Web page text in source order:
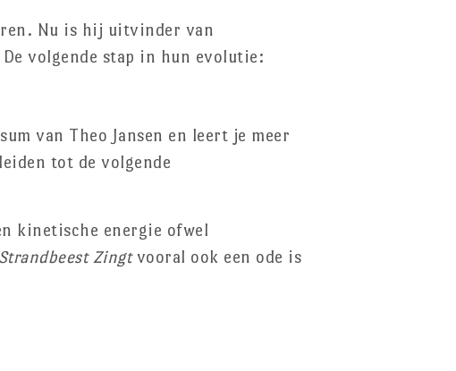
Nu is hij uitvinder van
volgende stap in hun evolutie:
van Theo Jansen en leert je meer
tot de volgende
kinetische energie ofwel
Strandbeest Zingtvooral ook een ode is